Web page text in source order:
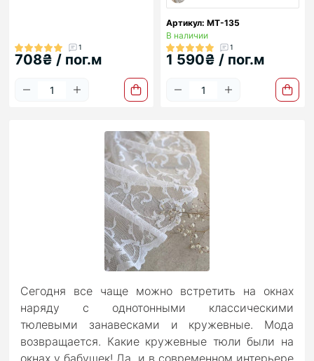
1
708₴ / пог.м
Артикул: МТ-135
В наличии
1
1 590₴ / пог.м
Сегодня все чаще можно встретить на окнах
наряду с однотонными классическими
тюлевыми занавесками и кружевные. Мода
возвращается. Какие кружевные тюли были на
окнах у бабушек! Да, и в современном интерьере